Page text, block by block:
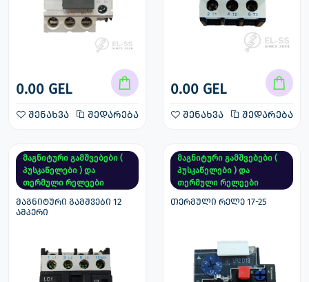
0.00 GEL
შენახვა შედარება
0.00 GEL
შენახვა შედარება
მაგნიტური გამშვებები (
პუსკაწელები ) და
თერმული რელეები
მაგნიტური გამშვები 12
ამპერი
მაგნიტური გამშვებები (
პუსკაწელები ) და
თერმული რელეები
თერმული რელე 17-25